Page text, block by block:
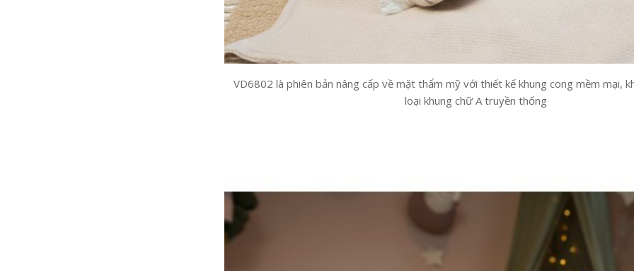
VD6802 là phiên bản nâng cấp về mặt thẩm mỹ với thiết kế khung cong mềm mại,
loại khung chữ A truyền thống